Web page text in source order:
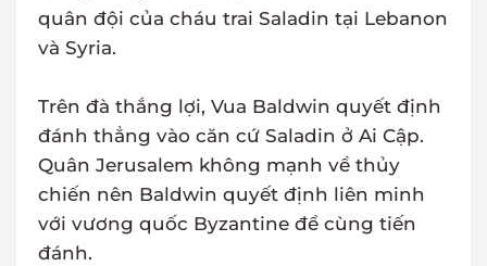
quân đội của cháu trai Saladin tại Lebanon
và Syria.
Trên đà thắng lợi, Vua Baldwin quyết định
đánh thẳng vào căn cứ Saladin ở Ai Cập.
Quân Jerusalem không mạnh về thủy
chiến nên Baldwin quyết định liên minh
với vương quốc Byzantine để cùng tiến
đánh.